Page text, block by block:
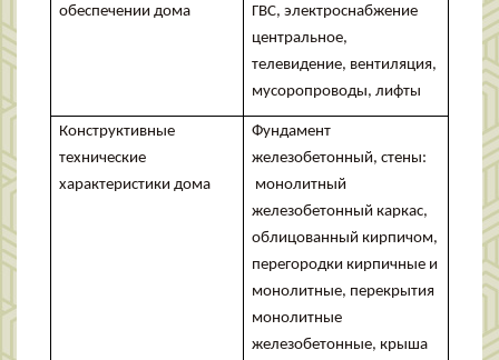
обеспечении дома
ГВС, электроснабжение
центральное,
телевидение, вентиляция,
мусоропроводы, лифты
Конструктивные
технические
характеристики дома
Фундамент
железобетонный, стены:
монолитный
железобетонный каркас,
облицованный кирпичом,
перегородки кирпичные и
монолитные, перекрытия
монолитные
железобетонные, крыша